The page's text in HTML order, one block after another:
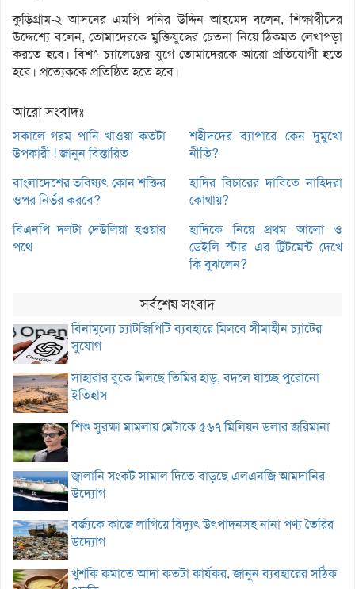
কুড়িগ্রাম-২ আসনের এমপি পনির উদ্দিন আহমেদ বলেন, শিক্ষার্থীদের
উদ্দেশ্যে বলেন, তোমাদেরকে মুক্তিযুদ্ধের চেতনা নিয়ে ঠিকমত লেখাপড়া
করতে হবে। বিশ^ চ্যালেঞ্জের যুগে তোমাদেরকে আরো প্রতিযোগী হতে
হবে। প্রত্যেককে প্রতিষ্ঠিত হতে হবে।
আরো সংবাদঃ
সকালে গরম পানি খাওয়া কতটা
উপকারী ! জানুন বিস্তারিত
শহীদদের ব্যাপারে কেন দুমুখো
নীতি?
বাংলাদেশের ভবিষ্যৎ কোন শক্তির
ওপর নির্ভর করবে?
হাদির বিচারের দাবিতে নাহিদরা
কোথায়?
বিএনপি দলটা দেউলিয়া হওয়ার
পথে
হাদিকে নিয়ে প্রথম আলো ও
ডেইলি স্টার এর ট্রিটমেন্ট দেখে
কি বুঝলেন?
সর্বশেষ সংবাদ
বিনামূল্যে চ্যাটজিপিটি ব্যবহারে মিলবে সীমাহীন চ্যাটের
সুযোগ
সাহারার বুকে মিলছে তিমির হাড়, বদলে যাচ্ছে পুরোনো
ইতিহাস
শিশু সুরক্ষা মামলায় মেটাকে ৫৬৭ মিলিয়ন ডলার জরিমানা
জ্বালানি সংকট সামাল দিতে বাড়ছে এলএনজি আমদানির
উদ্যোগ
বর্জ্যকে কাজে লাগিয়ে বিদ্যুৎ উৎপাদনসহ নানা পণ্য তৈরির
উদ্যোগ
খুশকি কমাতে আদা কতটা কার্যকর, জানুন ব্যবহারের সঠিক